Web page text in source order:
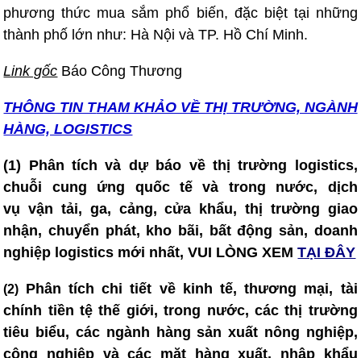
phương thức mua sắm phổ biến, đặc biệt tại những
thành phố lớn như: Hà Nội và TP. Hồ Chí Minh.
Link gốc Báo Công Thương
THÔNG TIN THAM KHẢO VỀ THỊ TRƯỜNG, NGÀNH
HÀNG, LOGISTICS
(1) Phân tích và dự báo về thị trường logistics,
chuỗi cung ứng quốc tế và trong nước, dịch
vụ vận tải, ga, cảng, cửa khẩu, thị trường giao
nhận, chuyển phát, kho bãi, bất động sản, doanh
nghiệp logistics mới nhất, VUI LÒNG XEM TẠI ĐÂY
(2) Phân tích chi tiết về kinh tế, thương mại, tài
chính tiền tệ thế giới, trong nước, các thị trường
tiêu biểu, các ngành hàng sản xuất nông nghiệp,
công nghiệp và các mặt hàng xuất, nhập khẩu